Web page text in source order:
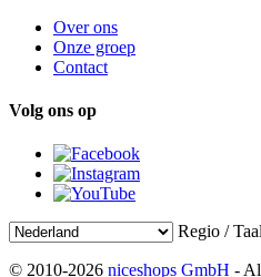
Over ons
Onze groep
Contact
Volg ons op
Regio /
© 2010-2026 niceshops GmbH -